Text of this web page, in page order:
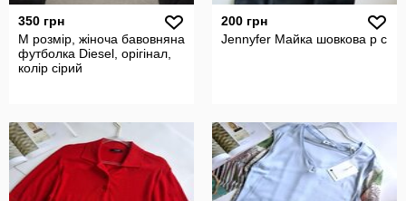
350 грн
M розмір, жіноча бавовняна
футболка Diesel, орігінал,
колір сірий
200 грн
Jennyfer Майка шовкова р с